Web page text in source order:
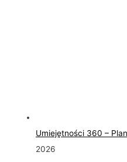
Umiejętności 360 –
2026